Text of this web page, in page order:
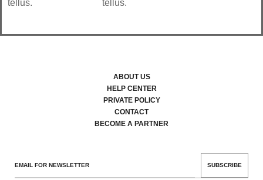
tellus.
tellus.
ABOUT US
HELP CENTER
PRIVATE POLICY
CONTACT
BECOME A PARTNER
SUBSCRIBE